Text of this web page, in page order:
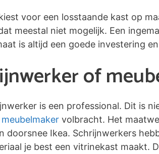
voor een losstaande kast op
meestal niet mogelijk. Een
is altijd een goede investering
of
is een professional. Dit is
volbracht. Het
doorsnee Ikea. Schrijnwerkers
je best een vitrinekast maakt.